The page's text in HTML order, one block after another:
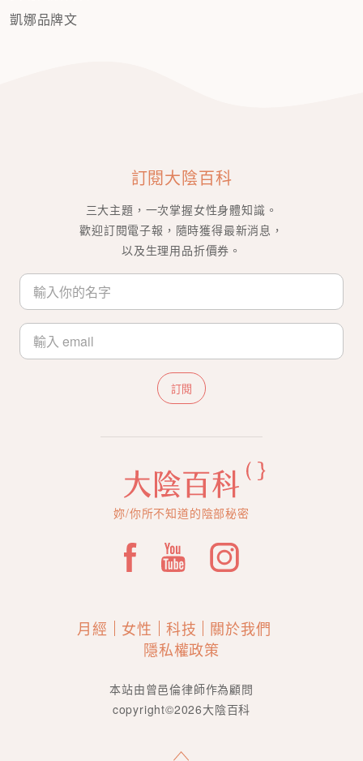
凱娜品牌文
訂閱大陰百科
三大主題，一次掌握女性身體知識。
歡迎訂閱電子報，隨時獲得最新消息，
以及生理用品折價券。
訂閱
妳/你所不知道的陰部秘密
月經 女性 科技
關於我們
隱私權政策
本站由曾邑倫律師作為顧問
copyright©2026大陰百科